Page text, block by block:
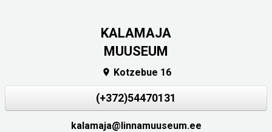
KALAMAJA
MUUSEUM
 Kotzebue 16
(+372)54470131
kalamaja@linnamuuseum.ee